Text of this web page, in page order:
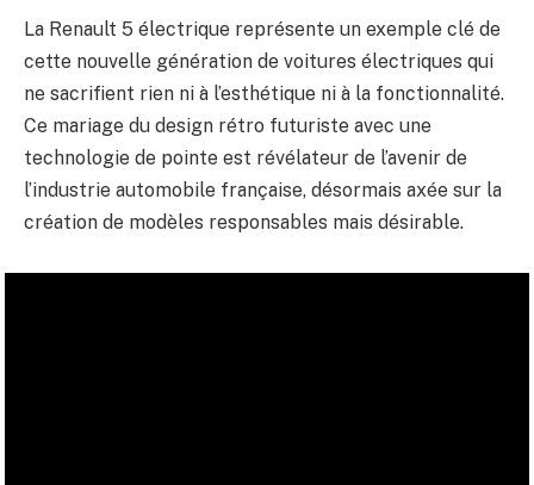
La Renault 5 électrique représente un exemple clé de
cette nouvelle génération de voitures électriques qui
ne sacrifient rien ni à l’esthétique ni à la fonctionnalité.
Ce mariage du design rétro futuriste avec une
technologie de pointe est révélateur de l’avenir de
l’industrie automobile française, désormais axée sur la
création de modèles responsables mais désirable.